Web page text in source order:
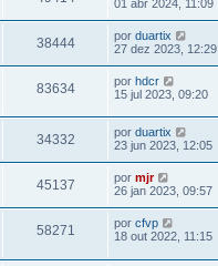
01 abr 2024, 11:09
38444 por duartix
27 dez 2023, 12:29
83634 por hdcr
15 jul 2023, 09:20
34332 por duartix
23 jun 2023, 12:05
45137 por mjr
26 jan 2023, 09:57
58271 por cfvp
18 out 2022, 11:15